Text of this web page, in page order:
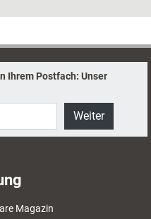
Ihrem Postfach: Unser
Weiter
Magazin